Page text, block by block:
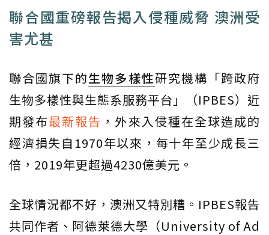
聯合國重磅報告揭入侵種威脅 澳洲受
害尤甚
聯合國旗下的生物多樣性研究機構「跨政府
生物多樣性與生態系服務平台」（IPBES）近
期發布最新報告 ，外來入侵種在全球造成的
經濟損失自1970年以來，每十年至少成長三
倍，2019年更超過4230億美元。
全球情況都不好，澳洲又特別糟。IPBES報告
共同作者、阿德萊德大學（University of Ad